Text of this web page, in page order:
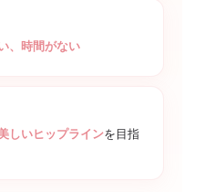
、時間がない
しいヒップラインを目指